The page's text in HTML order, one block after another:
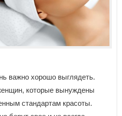
важно хорошо выглядеть.
которые вынуждены
стандартам красоты.